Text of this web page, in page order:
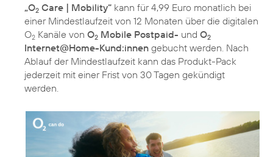
„O2 Care | Mobility“ kann für 4,99 Euro monatlich bei
einer Mindestlaufzeit von 12 Monaten über die digitalen
O2 Kanäle von O2 Mobile Postpaid- und O2
Internet@Home-Kund:innen gebucht werden. Nach
Ablauf der Mindestlaufzeit kann das Produkt-Pack
jederzeit mit einer Frist von 30 Tagen gekündigt
werden.